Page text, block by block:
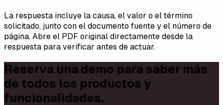
La respuesta incluye la causa, el valor o el término
solicitado, junto con el documento fuente y el número de
página. Abre el PDF original directamente desde la
respuesta para verificar antes de actuar.
Reserva una demo para saber más
de todos los productos y
funcionalidades.